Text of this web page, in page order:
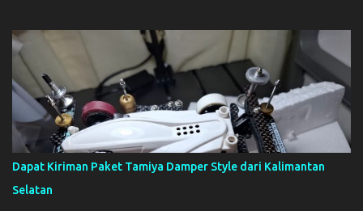
Dapat Kiriman Paket Tamiya Damper Style dari Kalimantan
Selatan